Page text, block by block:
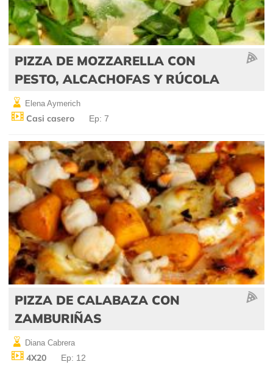
PIZZA DE MOZZARELLA CON
PESTO, ALCACHOFAS Y RÚCOLA
Elena Aymerich
Casi casero Ep: 7
PIZZA DE CALABAZA CON
ZAMBURIÑAS
Diana Cabrera
4X20 Ep: 12